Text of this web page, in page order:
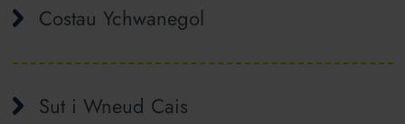
Costau Ychwanegol
Sut i Wneud Cais